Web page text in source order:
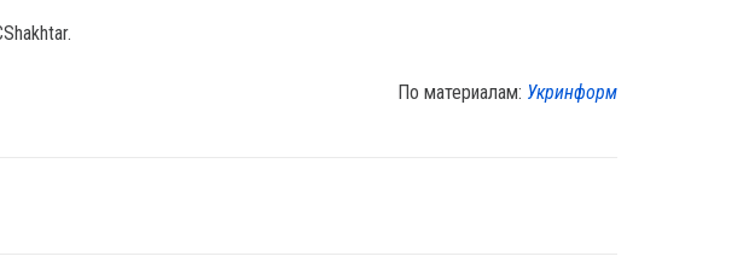
По материалам: Укринформ